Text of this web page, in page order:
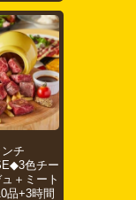
チ
色チー
＋ミート
品+3時間